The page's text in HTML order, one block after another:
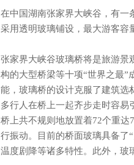
在中国湖南张家界大峡谷，有一条玻璃桥。张家界大峡谷玻璃桥总长430米、宽6米，高约300米。大桥面全部
采用透明玻璃铺设，最大游客容
张家界大峡谷玻璃桥将是旅游景观工程、世界级的桥梁。以世界最高、世界最长、世界首座玻璃作为主受力结
构的大型桥梁等十项“世界之最
能，玻璃桥的设计克服了建筑选
多行人在桥上一起齐步走时容易
桥上共不规则地放置着72个重达
行振动。目前的桥面玻璃具备了
温度剧降等诸多特性。此外，玻